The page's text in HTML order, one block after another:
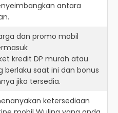
antara
dan promo mobil
kredit DP murah atau
berlaku saat ini dan bonus
jika tersedia.
ketersediaan